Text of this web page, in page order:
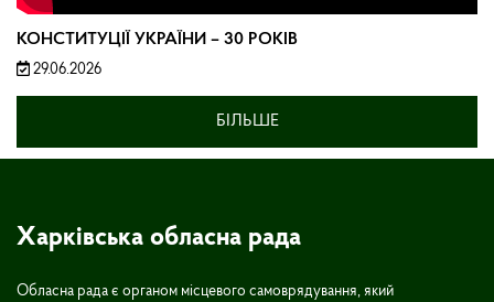
КОНСТИТУЦІЇ УКРАЇНИ – 30 РОКІВ
29.06.2026
БІЛЬШЕ
Харківська обласна рада
Обласна рада є органом місцевого самоврядування, який